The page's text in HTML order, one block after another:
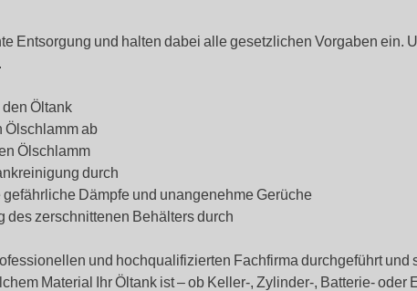
Entsorgung und halten dabei alle gesetzlichen Vorgaben ein.
Öltank
Ölschlamm ab
Ölschlamm
durch
Dämpfe und unangenehme Gerüche
des zerschnittenen Behälters durch
und hochqualifizierten Fachfirma durchgeführt und
Material Ihr Öltank ist – ob Keller-, Zylinder-, Batterie- oder